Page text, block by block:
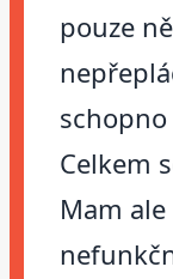
pouze
Celkem
Mam